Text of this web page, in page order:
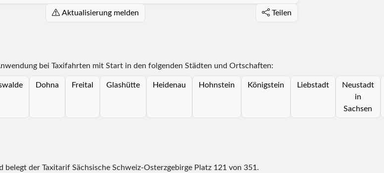
Aktualisierung melden Teilen
bei Taxifahrten mit Start in den folgenden Städten und Ortschaften:
Dohna Freital Glashütte Heidenau Hohnstein Königstein Liebstadt
Neustadt
in
Sachsen
der Taxitarif Sächsische Schweiz-Osterzgebirge Platz 121 von 351 .